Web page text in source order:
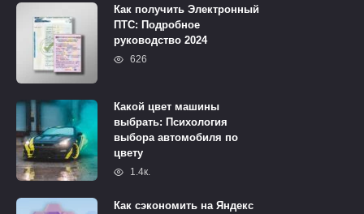
Как получить Электронный
ПТС: Подробное
руководство 2024
626
Какой цвет машины
выбрать: Психология
выбора автомобиля по
цвету
1.4к.
Как сэкономить на Яндекс